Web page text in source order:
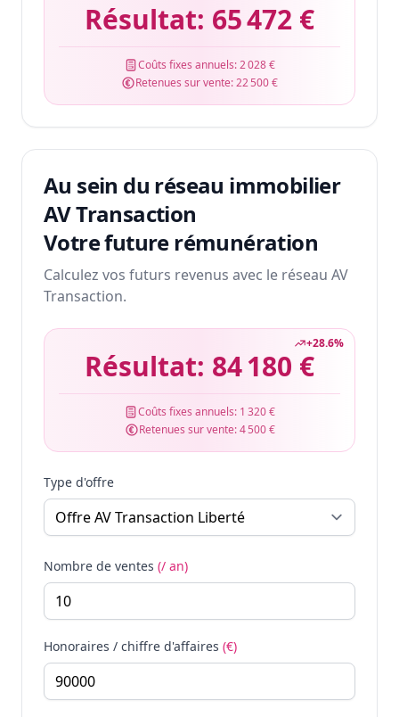
Résultat: 65 472 €
Coûts fixes annuels:2 028 €
Retenues sur vente:22 500 €
Au sein du réseau immobilier
AV Transaction
Votre future rémunération
Calculez vos futurs revenus avec le réseau AV
Transaction.
+28.6%
Résultat: 84 180 €
Coûts fixes annuels: 1 320 €
Retenues sur vente:4 500 €
Type d'offre
Nombre de ventes (/ an)
Honoraires / chiffre d'affaires (€)